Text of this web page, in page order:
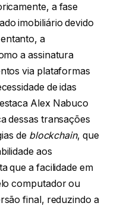
a fase
imobiliário devido
a
a assinatura
via plataformas
de idas
Alex Nabuco
dessas transações
de blockchain, que
aos
que a facilidade em
computador ou
final, reduzindo a